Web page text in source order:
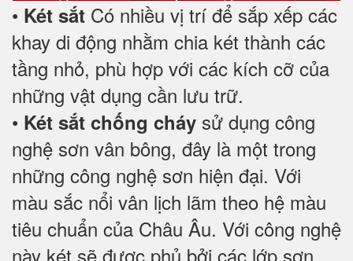
• Két sắt Có nhiều vị trí để sắp xếp các
khay di động nhằm chia két thành các
tầng nhỏ, phù hợp với các kích cỡ của
những vật dụng cần lưu trữ.
• Két sắt chống cháy sử dụng công
nghệ sơn vân bông, đây là một trong
những công nghệ sơn hiện đại. Với
màu sắc nổi vân lịch lãm theo hệ màu
tiêu chuẩn của Châu Âu. Với công nghệ
này két sẽ được phủ bởi các lớp sơn